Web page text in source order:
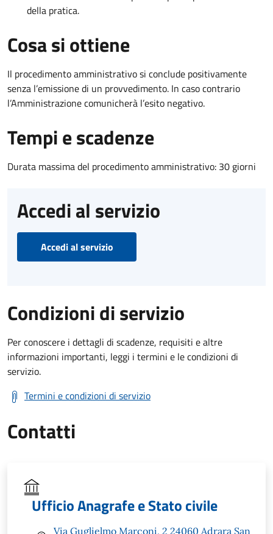
della pratica.
Cosa si ottiene
Il procedimento amministrativo si conclude positivamente
senza l’emissione di un provvedimento. In caso contrario
l’Amministrazione comunicherà l’esito negativo.
Tempi e scadenze
Durata massima del procedimento amministrativo: 30 giorni
Accedi al servizio
Accedi al servizio
Condizioni di servizio
Per conoscere i dettagli di scadenze, requisiti e altre
informazioni importanti, leggi i termini e le condizioni di
servizio.
Termini e condizioni di servizio
Contatti
Ufficio Anagrafe e Stato civile
Via Guglielmo Marconi, 2 24060 Adrara San